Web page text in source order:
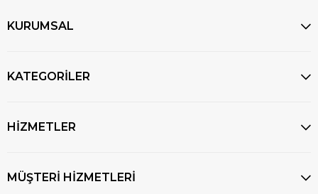
KURUMSAL
KATEGORİLER
HİZMETLER
MÜŞTERİ HİZMETLERİ